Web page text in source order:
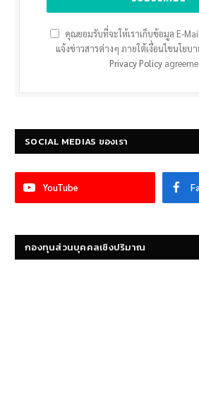
คุณยอมรับที่จะให้เราเก็บข้อมูล E-
แจ้งข่าวสารต่างๆ ภายใต้เงื่อนไขนโยบ
Privacy Policy
SOCIAL MEDIAS ของเรา
YouTube
กองทุนส่วนบุคคลเชิงปริมาณ